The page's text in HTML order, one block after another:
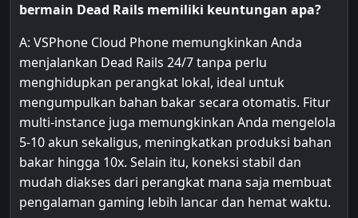
bermain Dead Rails memiliki keuntungan apa?
A: VSPhone Cloud Phone memungkinkan Anda
menjalankan Dead Rails 24/7 tanpa perlu
menghidupkan perangkat lokal, ideal untuk
mengumpulkan bahan bakar secara otomatis. Fitur
multi-instance juga memungkinkan Anda mengelola
5-10 akun sekaligus, meningkatkan produksi bahan
bakar hingga 10x. Selain itu, koneksi stabil dan
mudah diakses dari perangkat mana saja membuat
pengalaman gaming lebih lancar dan hemat waktu.